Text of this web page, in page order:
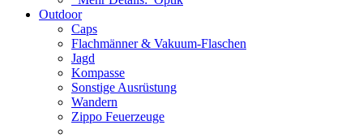
Outdoor
Caps
Flachmänner & Vakuum-Flaschen
Jagd
Kompasse
Sonstige Ausrüstung
Wandern
Zippo Feuerzeuge